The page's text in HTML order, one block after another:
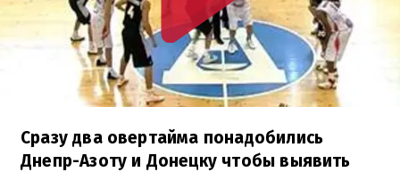
Сразу два овертайма понадобились
Днепр-Азоту и Донецку чтобы выявить